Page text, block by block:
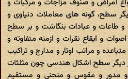
امراض و صنوف مزاجات و مرکبات و
سطح، گونه های معاملات دنیاوی و
و طاعات و عبادات بنگاشت و بر سطح
و ایقاع نقرات و ازمنه متفاوته و
و مراتب اوتار و مدارج و تراکیب
دیگر سطح اشکال هندسی چون مثلثات
و مدور و مقوس و منحنی و مستقیم